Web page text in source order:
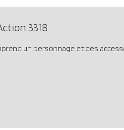
3318
un personnage et des